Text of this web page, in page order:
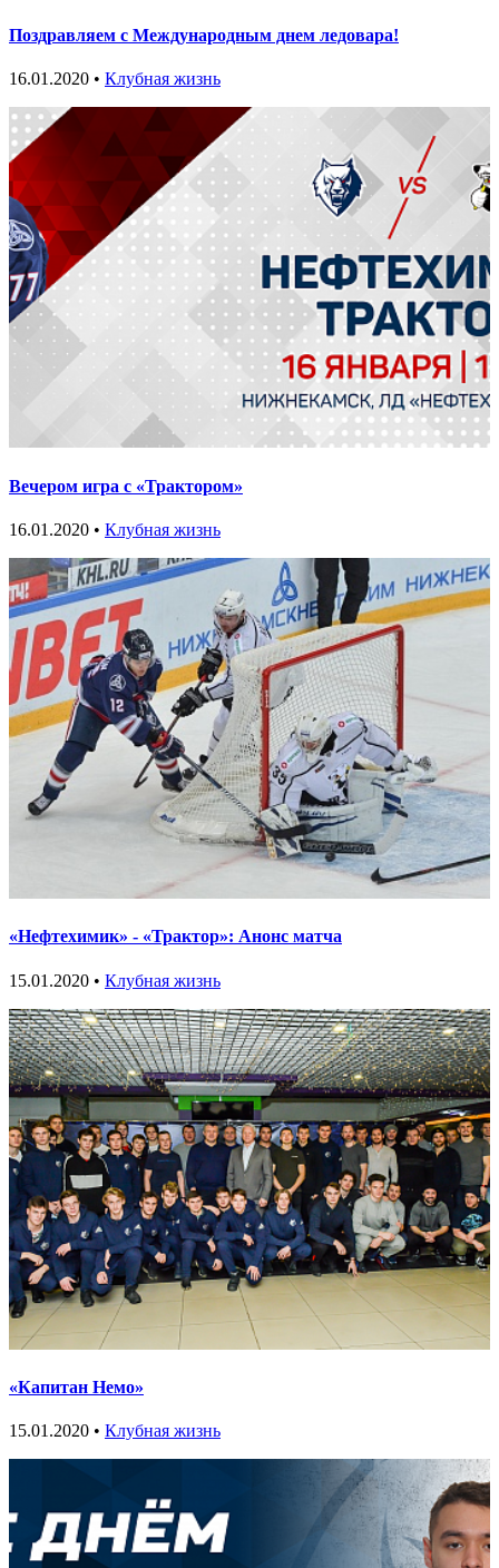
Поздравляем с Международным днем ледовара!
16.01.2020 • Клубная жизнь
Вечером игра с «Трактором»
16.01.2020 • Клубная жизнь
«Нефтехимик» - «Трактор»: Анонс матча
15.01.2020 • Клубная жизнь
«Капитан Немо»
15.01.2020 • Клубная жизнь